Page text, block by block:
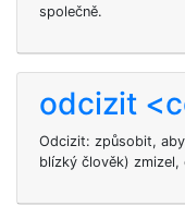
společně.
odcizit
Odcizit: způsobit,
blízký člověk) zmizel,